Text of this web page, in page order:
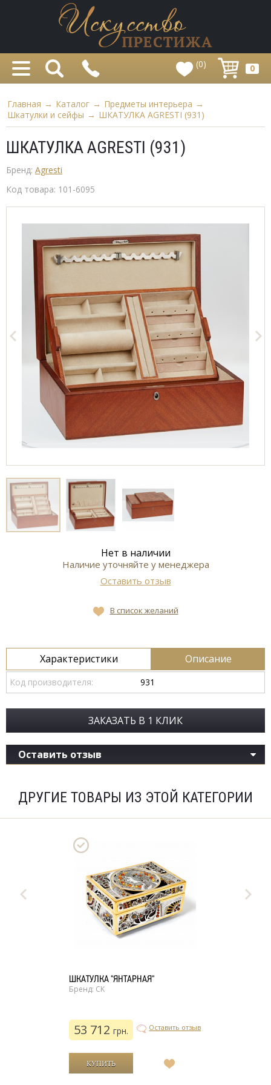
(0) 0
Главная → Каталог → Предметы интерьера →
Шкатулки и сейфы → ШКАТУЛКА AGRESTI (931)
ШКАТУЛКА AGRESTI (931)
Бренд: Agresti
Код товара: 101-6095
Нет в наличии
Наличие уточняйте у менеджера
Оставить отзыв
В список желаний
Характеристики Описание
Код производителя: 931
ЗАКАЗАТЬ В 1 КЛИК
Оставить отзыв
ДРУГИЕ ТОВАРЫ ИЗ ЭТОЙ КАТЕГОРИИ
ШКАТУЛКА "ЯНТАРНАЯ"
Бренд: CK
53 712 грн. Оставить отзыв